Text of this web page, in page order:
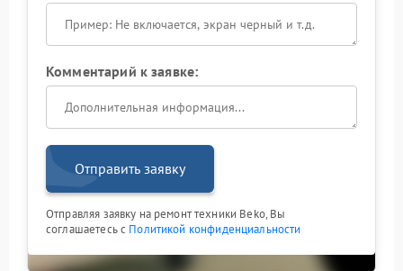
Комментарий к заявке:
Отправить заявку
Отправляя заявку на ремонт техники Beko, Вы
соглашаетесь с Политикой конфиденциальности